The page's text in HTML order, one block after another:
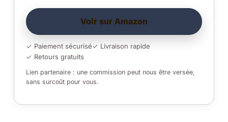
Voir sur Amazon
✓ Paiement sécurisé✓ Livraison rapide
✓ Retours gratuits
Lien partenaire : une commission peut nous être versée,
sans surcoût pour vous.